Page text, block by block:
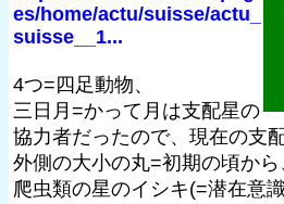
es/home/actu/suisse/actu_
suisse__1...
4つ=四足動物、
三日月=かって月は支配星の
協力者だったので、現在の支
外側の大小の丸=初期の頃か
爬虫類の星のイシキ(=潜在意